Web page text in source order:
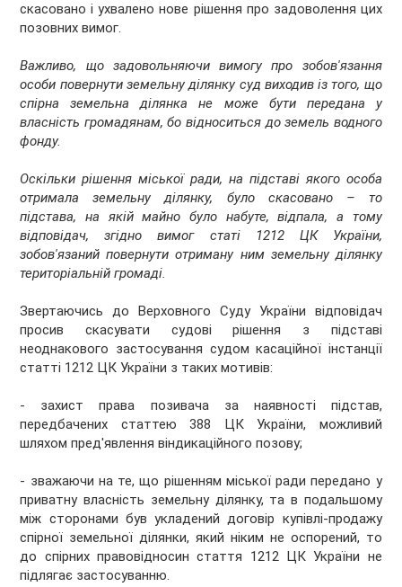
скасовано і ухвалено нове рішення про задоволення цих
позовних вимог.
Важливо, що задовольняючи вимогу про зобов'язання
особи повернути земельну ділянку суд виходив із того, що
спірна земельна ділянка не може бути передана у
власність громадянам, бо відноситься до земель водного
фонду.
Оскільки рішення міської ради, на підставі якого особа
отримала земельну ділянку, було скасовано – то
підстава, на якій майно було набуте, відпала, а тому
відповідач, згідно вимог статі 1212 ЦК України,
зобов'язаний повернути отриману ним земельну ділянку
територіальній громаді.
Звертаючись до Верховного Суду України відповідач
просив скасувати судові рішення з підставі
неоднакового застосування судом касаційної інстанції
статті 1212 ЦК України з таких мотивів:
- захист права позивача за наявності підстав,
передбачених статтею 388 ЦК України, можливий
шляхом пред'явлення віндикаційного позову;
- зважаючи на те, що рішенням міської ради передано у
приватну власність земельну ділянку, та в подальшому
між сторонами був укладений договір купівлі-продажу
спірної земельної ділянки, який ніким не оспорений, то
до спірних правовідносин стаття 1212 ЦК України не
підлягає застосуванню.